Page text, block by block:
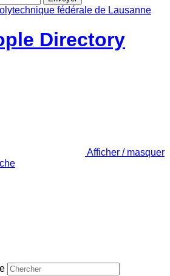
Directory
Afficher / masquer